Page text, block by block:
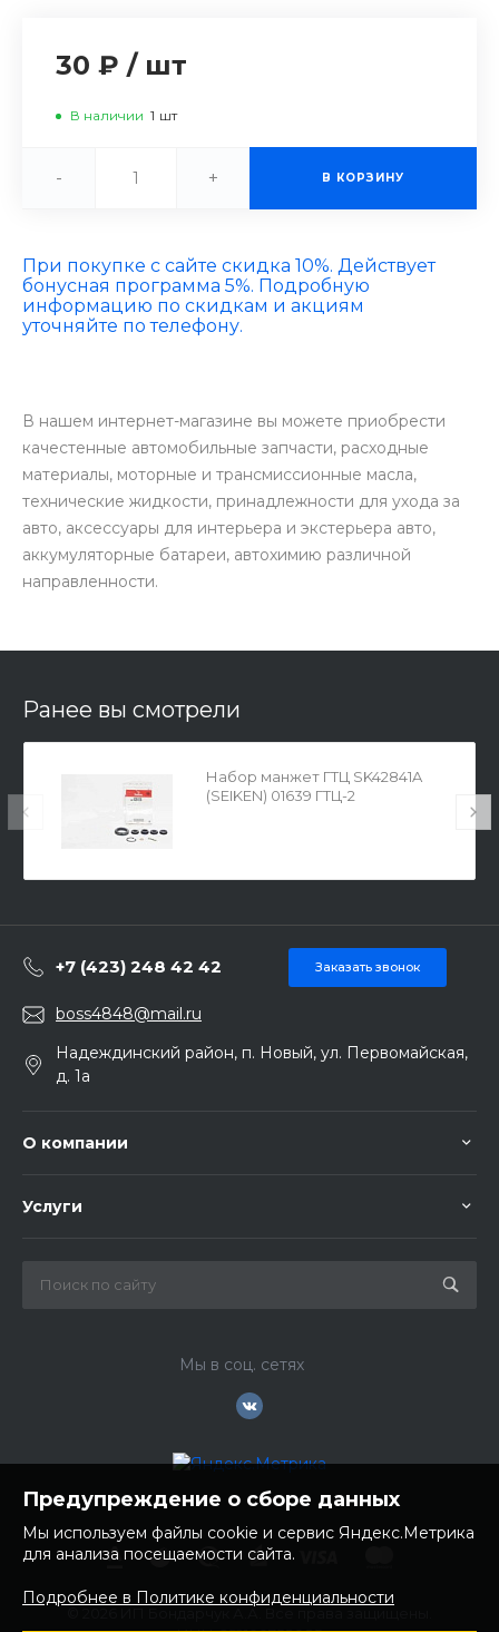
30 ₽ / шт
В наличии 1 шт
- + В КОРЗИНУ
При покупке с сайте скидка 10%. Действует
бонусная программа 5%. Подробную
информацию по скидкам и акциям
уточняйте по телефону.
В нашем интернет-магазине вы можете приобрести
качестенные автомобильные запчасти, расходные
материалы, моторные и трансмиссионные масла,
технические жидкости, принадлежности для ухода за
авто, аксессуары для интерьера и экстерьера авто,
аккумуляторные батареи, автохимию различной
направленности.
Ранее вы смотрели
Набор манжет ГТЦ SK42841A
(SEIKEN) 01639 ГТЦ-2
+7 (423) 248 42 42 Заказать звонок
boss4848@mail.ru
Надеждинский район, п. Новый, ул. Первомайская,
д. 1а
О компании
Услуги
Мы в соц. сетях
Предупреждение о сборе данных
Мы используем файлы cookie и сервис Яндекс.Метрика
для анализа посещаемости сайта.
Подробнее в Политике конфиденциальности